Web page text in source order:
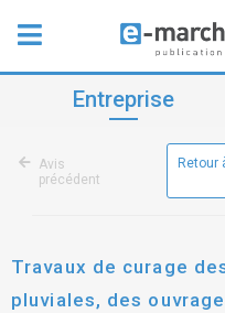
Entreprise
Avis
précédent
Retour
Travaux de curage
pluviales, des